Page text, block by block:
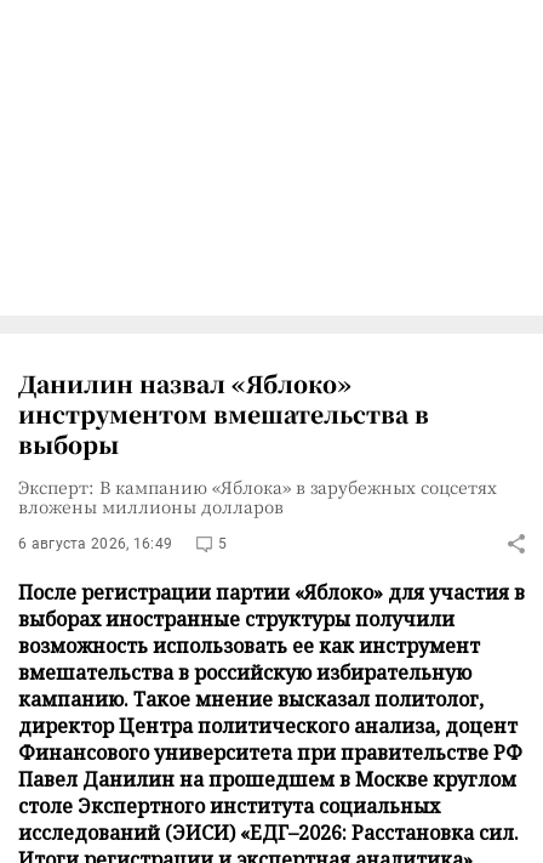
Данилин назвал «Яблоко»
инструментом вмешательства в
выборы
Эксперт: В кампанию «Яблока» в зарубежных соцсетях
вложены миллионы долларов
6 августа 2026, 16:49 5
После регистрации партии «Яблоко» для участия в
выборах иностранные структуры получили
возможность использовать ее как инструмент
вмешательства в российскую избирательную
кампанию. Такое мнение высказал политолог,
директор Центра политического анализа, доцент
Финансового университета при правительстве РФ
Павел Данилин на прошедшем в Москве круглом
столе Экспертного института социальных
исследований (ЭИСИ) «ЕДГ–2026: Расстановка сил.